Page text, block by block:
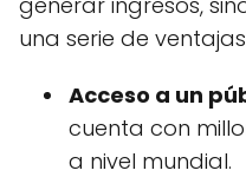
una serie de
Acceso a un
cuenta con
a nivel mundial.